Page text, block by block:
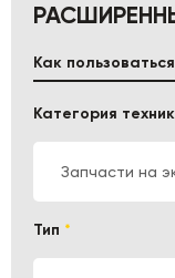
Категория
Запчасти на
Тип *
Как